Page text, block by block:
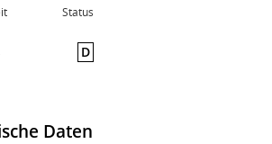
Status
D
Daten